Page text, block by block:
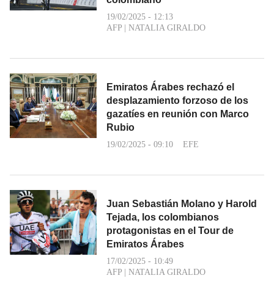
19/02/2025 - 12:13
AFP | NATALIA GIRALDO
Emiratos Árabes rechazó el
desplazamiento forzoso de los
gazatíes en reunión con Marco
Rubio
19/02/2025 - 09:10 EFE
Juan Sebastián Molano y Harold
Tejada, los colombianos
protagonistas en el Tour de
Emiratos Árabes
17/02/2025 - 10:49
AFP | NATALIA GIRALDO